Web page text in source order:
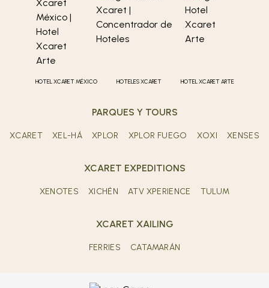
HOTEL XCARET MÉXICO HOTELES XCARET HOTEL XCARET ARTE
PARQUES Y TOURS
XCARET XEL-HÁ XPLOR XPLOR FUEGO XOXI XENSES
XCARET EXPEDITIONS
XENOTES XICHÉN ATV XPERIENCE TULUM
XCARET XAILING
FERRIES CATAMARÁN